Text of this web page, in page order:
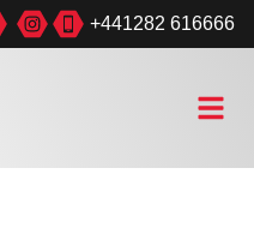
+441282 616666